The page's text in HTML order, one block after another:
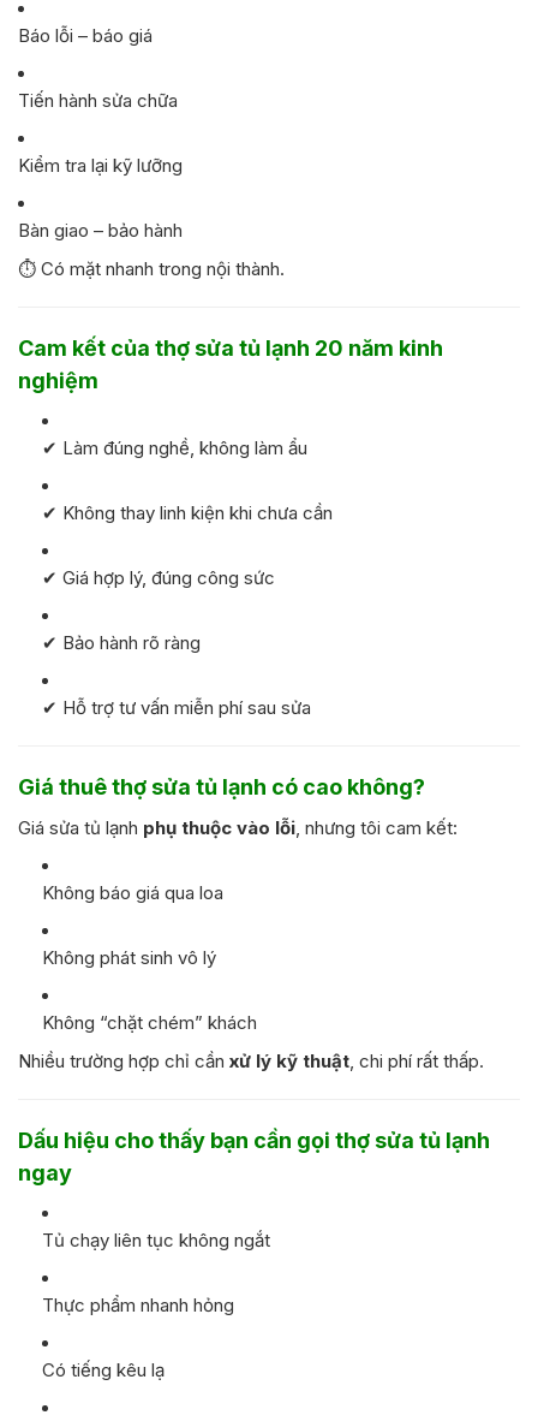
Báo lỗi – báo giá
Tiến hành sửa chữa
Kiểm tra lại kỹ lưỡng
Bàn giao – bảo hành
⏱ Có mặt nhanh trong nội thành.
Cam kết của thợ sửa tủ lạnh 20 năm kinh
nghiệm
✔ Làm đúng nghề, không làm ẩu
✔ Không thay linh kiện khi chưa cần
✔ Giá hợp lý, đúng công sức
✔ Bảo hành rõ ràng
✔ Hỗ trợ tư vấn miễn phí sau sửa
Giá thuê thợ sửa tủ lạnh có cao không?
Giá sửa tủ lạnh phụ thuộc vào lỗi , nhưng tôi cam kết:
Không báo giá qua loa
Không phát sinh vô lý
Không “chặt chém” khách
Nhiều trường hợp chỉ cần xử lý kỹ thuật , chi phí rất thấp.
Dấu hiệu cho thấy bạn cần gọi thợ sửa tủ lạnh
ngay
Tủ chạy liên tục không ngắt
Thực phẩm nhanh hỏng
Có tiếng kêu lạ